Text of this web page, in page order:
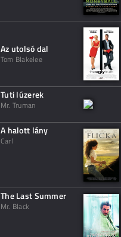
Az utolsó dal
Tom Blakelee
Tuti lúzerek
Mr. Truman
A halott lány
Carl
The Last Summer
Mr. Black